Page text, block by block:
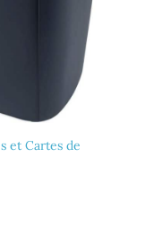
et Cartes de